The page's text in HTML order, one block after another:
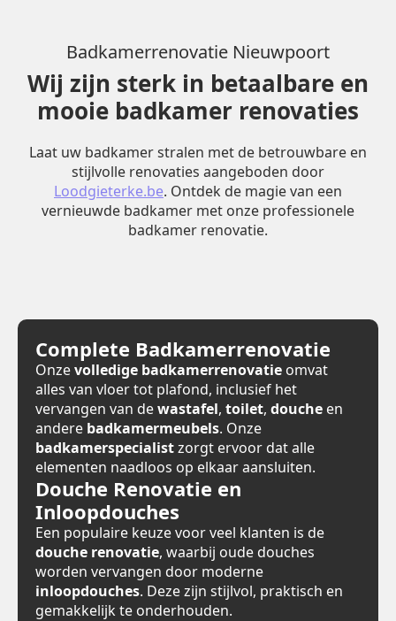
Badkamerrenovatie Nieuwpoort
Wij zijn sterk in betaalbare en
mooie badkamer renovaties
Laat uw badkamer stralen met de betrouwbare en
stijlvolle renovaties aangeboden door
Loodgieterke.be. Ontdek de magie van een
vernieuwde badkamer met onze professionele
badkamer renovatie.
Complete Badkamerrenovatie
Onzevolledige badkamerrenovatie omvat
alles van vloer tot plafond, inclusief het
vervangen van dewastafel, toilet, douche en
andere badkamermeubels. Onze
badkamerspecialistzorgt ervoor dat alle
elementen naadloos op elkaar aansluiten.
Douche Renovatie en
Inloopdouches
Een populaire keuze voor veel klanten is de
douche renovatie, waarbij oude douches
worden vervangen door moderne
inloopdouches. Deze zijn stijlvol, praktisch en
gemakkelijk te onderhouden.